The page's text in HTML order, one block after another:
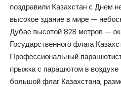
поздравили Казахстан с Днем
высокое здание в мире —
Дубае высотой 828 метров —
Государственного флага
Профессиональный
прыжка с парашютом в
большой флаг Казахстана,